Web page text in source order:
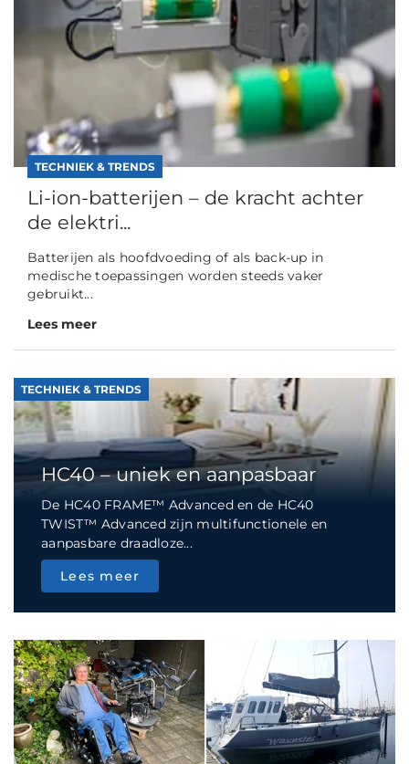
TECHNIEK & TRENDS
Li-ion-batterijen – de kracht achter
de elektri...
Batterijen als hoofdvoeding of als back-up in
medische toepassingen worden steeds vaker
gebruikt...
Lees meer
TECHNIEK & TRENDS
HC40 – uniek en aanpasbaar
De HC40 FRAME™ Advanced en de HC40
TWIST™ Advanced zijn multifunctionele en
aanpasbare draadloze...
Lees meer